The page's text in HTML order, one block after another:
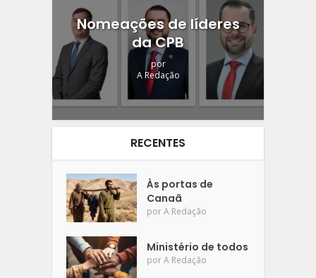
Nomeações de líderes
da CPB
por
A Redação
RECENTES
Às portas de
Canaã
porA Redação
Ministério de todos
porA Redação